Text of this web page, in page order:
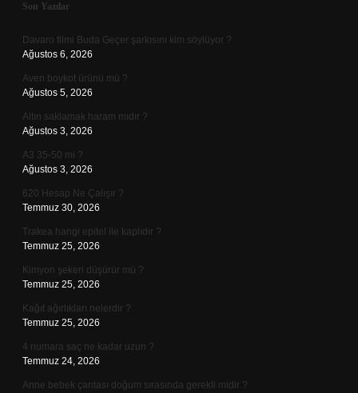
Sidebar
Son Yazılar
Davaro filmi Buda Geçer şarkısını kim söylüyor ?
Ağustos 6, 2026
Aven boykot ürünü mü ?
Ağustos 5, 2026
Altın saklamak haram mıdır ?
Ağustos 3, 2026
A3 35-50 mi ?
Ağustos 3, 2026
620 Hesap Ne Çalışır ?
Temmuz 30, 2026
Trakea hangi epitel ile kaplıdır ?
Temmuz 25, 2026
Kimyon şekeri düşürür mü ?
Temmuz 25, 2026
Kağıt ağırlıkları nelerdir ?
Temmuz 25, 2026
4 numara saç ne kadar uzun ?
Temmuz 24, 2026
Anne bebek çantası doğum sırasında gerekli midir ?